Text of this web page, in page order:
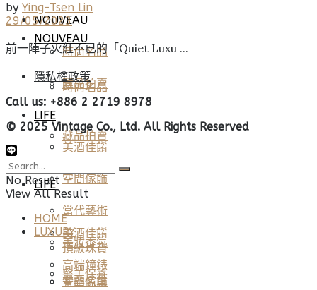
NOUVEAU
時尚名品
藏品拍賣
LIFE
美酒佳餚
空間傢飾
NOUVEAU
時尚名品
藏品拍賣
LIFE
美酒佳餚
空間傢飾
當代藝術
美妝香氛
醫美保養
by Ying-Tsen Lin
29/05/2023
前一陣子火紅不已的「Quiet Luxu ...
隱私權政策
Call us: +886 2 2719 8978
© 2025 Vintage Co., Ltd. All Rights Reserved
No Result
View All Result
HOME
LUXURY
頂級珠寶
高端鐘錶
奢華名車